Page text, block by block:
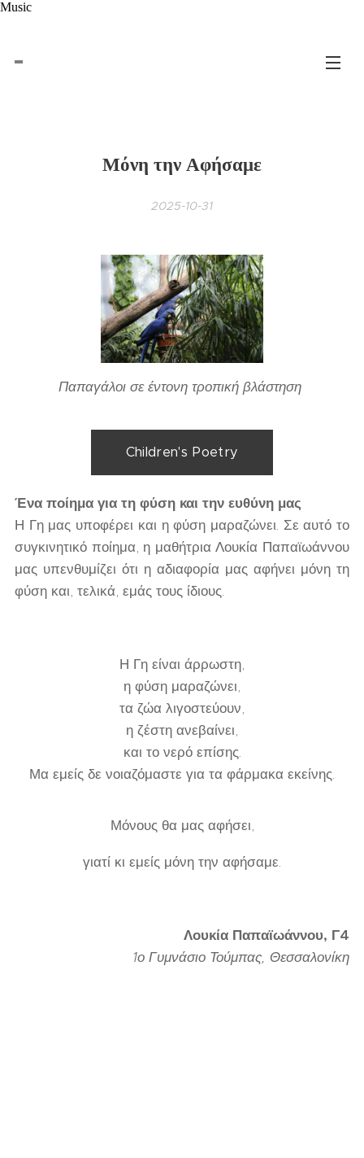
Music
Μόνη την Αφήσαμε
2025-10-31
Παπαγάλοι σε έντονη τροπική βλάστηση
Children's Poetry
Ένα ποίημα για τη φύση και την ευθύνη μας
Η Γη μας υποφέρει και η φύση μαραζώνει. Σε αυτό το
συγκινητικό ποίημα, η μαθήτρια Λουκία Παπαϊωάννου
μας υπενθυμίζει ότι η αδιαφορία μας αφήνει μόνη τη
φύση και, τελικά, εμάς τους ίδιους.
Η Γη είναι άρρωστη,
η φύση μαραζώνει,
τα ζώα λιγοστεύουν,
η ζέστη ανεβαίνει,
και το νερό επίσης.
Μα εμείς δε νοιαζόμαστε για τα φάρμακα εκείνης.
Μόνους θα μας αφήσει,
γιατί κι εμείς μόνη την αφήσαμε.
Λουκία Παπαϊωάννου, Γ4
1ο Γυμνάσιο Τούμπας, Θεσσαλονίκη